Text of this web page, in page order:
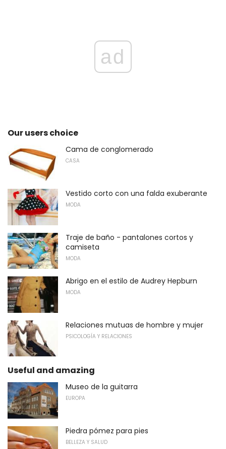
ad
Our users choice
Cama de conglomerado
CASA
Vestido corto con una falda exuberante
MODA
Traje de baño - pantalones cortos y
camiseta
MODA
Abrigo en el estilo de Audrey Hepburn
MODA
Relaciones mutuas de hombre y mujer
PSICOLOGÍA Y RELACIONES
Useful and amazing
Museo de la guitarra
EUROPA
Piedra pómez para pies
BELLEZA Y SALUD